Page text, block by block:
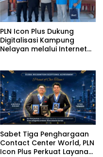
PLN Icon Plus Dukung
Digitalisasi Kampung
Nelayan melalui Internet
Sabet Tiga Penghargaan
Contact Center World, PLN
Icon Plus Perkuat Layanan